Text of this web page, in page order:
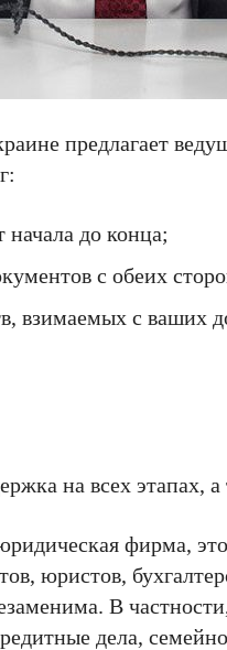
предлагает
начала до конца;
с обеих
взимаемых с ваших
на всех
фирма,
юристов,
В
дела,